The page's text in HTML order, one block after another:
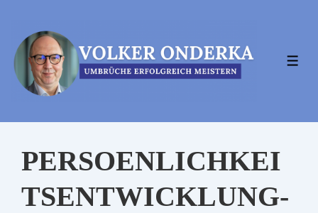
Inhalt
PERSOENLICHKEI
TSENTWICKLUNG-